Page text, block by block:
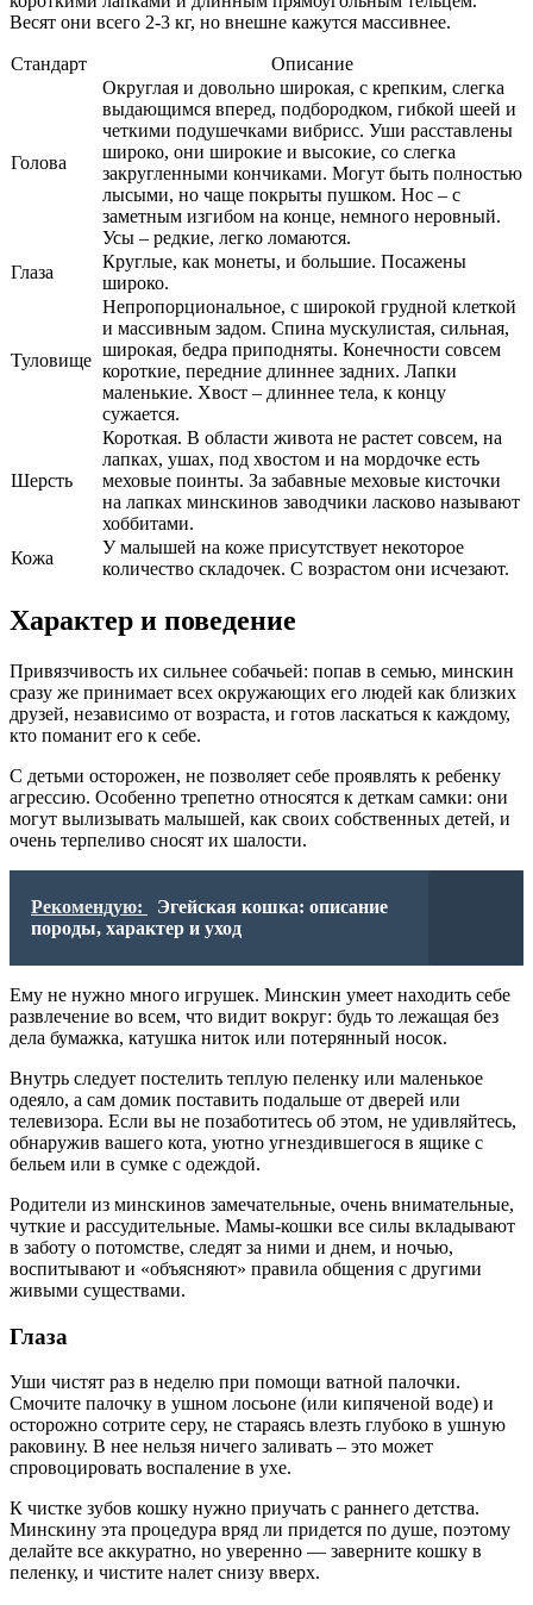
Весят они всего 2-3 кг, но внешне кажутся массивнее.
Стандарт Описание
Голова
Округлая и довольно широкая, с крепким, слегка
выдающимся вперед, подбородком, гибкой шеей и
четкими подушечками вибрисс. Уши расставлены
широко, они широкие и высокие, со слегка
закругленными кончиками. Могут быть полностью
лысыми, но чаще покрыты пушком. Нос – с
заметным изгибом на конце, немного неровный.
Усы – редкие, легко ломаются.
Глаза
Круглые, как монеты, и большие. Посажены
широко.
Туловище
Непропорциональное, с широкой грудной клеткой
и массивным задом. Спина мускулистая, сильная,
широкая, бедра приподняты. Конечности совсем
короткие, передние длиннее задних. Лапки
маленькие. Хвост – длиннее тела, к концу
сужается.
Шерсть
Короткая. В области живота не растет совсем, на
лапках, ушах, под хвостом и на мордочке есть
меховые поинты. За забавные меховые кисточки
на лапках минскинов заводчики ласково называют
хоббитами.
Кожа
У малышей на коже присутствует некоторое
количество складочек. С возрастом они исчезают.
Характер и поведение
Привязчивость их сильнее собачьей: попав в семью, минскин
сразу же принимает всех окружающих его людей как близких
друзей, независимо от возраста, и готов ласкаться к каждому,
кто поманит его к себе.
С детьми осторожен, не позволяет себе проявлять к ребенку
агрессию. Особенно трепетно относятся к деткам самки: они
могут вылизывать малышей, как своих собственных детей, и
очень терпеливо сносят их шалости.
Рекомендую:
Эгейская кошка: описание
породы, характер и уход
Ему не нужно много игрушек. Минскин умеет находить себе
развлечение во всем, что видит вокруг: будь то лежащая без
дела бумажка, катушка ниток или потерянный носок.
Внутрь следует постелить теплую пеленку или маленькое
одеяло, а сам домик поставить подальше от дверей или
телевизора. Если вы не позаботитесь об этом, не удивляйтесь,
обнаружив вашего кота, уютно угнездившегося в ящике с
бельем или в сумке с одеждой.
Родители из минскинов замечательные, очень внимательные,
чуткие и рассудительные. Мамы-кошки все силы вкладывают
в заботу о потомстве, следят за ними и днем, и ночью,
воспитывают и «объясняют» правила общения с другими
живыми существами.
Глаза
Уши чистят раз в неделю при помощи ватной палочки.
Смочите палочку в ушном лосьоне (или кипяченой воде) и
осторожно сотрите серу, не стараясь влезть глубоко в ушную
раковину. В нее нельзя ничего заливать – это может
спровоцировать воспаление в ухе.
К чистке зубов кошку нужно приучать с раннего детства.
Минскину эта процедура вряд ли придется по душе, поэтому
делайте все аккуратно, но уверенно — заверните кошку в
пеленку, и чистите налет снизу вверх.